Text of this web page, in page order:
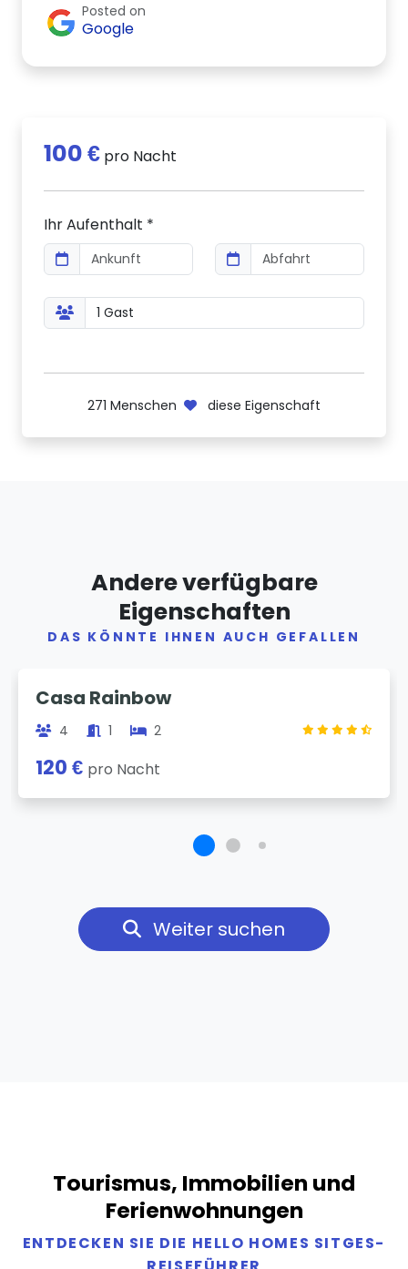
Posted on
Google
100 € pro Nacht
Ihr Aufenthalt *
271 Menschen diese Eigenschaft
Andere verfügbare
Eigenschaften
DAS KÖNNTE IHNEN AUCH GEFALLEN
Casa Rainbow
4 1 2
120 € pro Nacht
Weiter suchen
Tourismus, Immobilien und
Ferienwohnungen
ENTDECKEN SIE DIE HELLO HOMES SITGES-